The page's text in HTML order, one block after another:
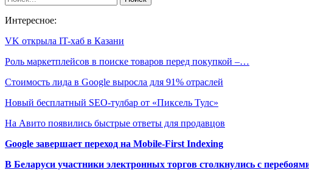
Интересное:
VK открыла IT-хаб в Казани
Роль маркетплейсов в поиске товаров перед покупкой –…
Стоимость лида в Google выросла для 91% отраслей
Новый бесплатный SEO-тулбар от «Пиксель Тулс»
На Авито появились быстрые ответы для продавцов
Google завершает переход на Mobile-First Indexing
В Беларуси участники электронных торгов столкнулись с